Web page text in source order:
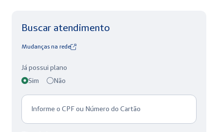
Buscar atendimento
Mudanças na rede
Já possui plano
Sim
Não
Informe o CPF ou Número do Cartão